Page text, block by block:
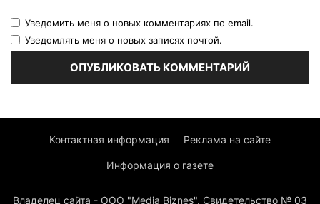
Уведомить меня о новых комментариях по email.
Уведомлять меня о новых записях почтой.
Контактная информация Реклама на сайте
Информация о газете
Владелец сайта - ООО "Media Biznes". Свидетельство № 03